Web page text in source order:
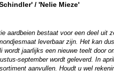
/ 'Nelie Mieze'
aardbeien bestaat voor een deel uit
leverbaar zijn. Het kan
wordt jaarlijks een nieuwe teelt door
september wordt geleverd. In
aanvullen. Houdt u wel